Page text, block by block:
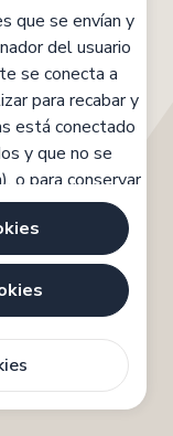
Mostrar
sesión
que se envían y
del usuario
se conecta a
para recabar y
está conectado
y que no se
o para conservar
servicios
tiempo
cookies pueden
del